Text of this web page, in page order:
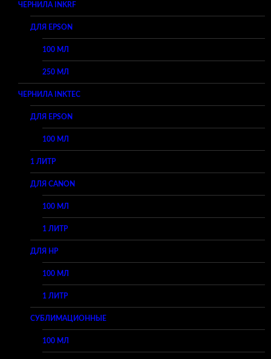
ЧЕРНИЛА INKRF
ДЛЯ EPSON
100 МЛ
250 МЛ
ЧЕРНИЛА INKTEC
ДЛЯ EPSON
100 МЛ
1 ЛИТР
ДЛЯ CANON
100 МЛ
1 ЛИТР
ДЛЯ HP
100 МЛ
1 ЛИТР
СУБЛИМАЦИОННЫЕ
100 МЛ